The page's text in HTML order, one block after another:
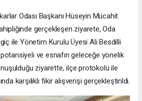
Odası Başkanı Hüseyin Mücahit
gerçekleşen ziyarete, Oda
ile Yönetim Kurulu Üyesi Ali Besdilli
potansiyeli ve esnafın geleceğe yönelik
ziyarette, ilçe protokolü ile
karşılıklı fikir alışverişi gerçekleştirildi.